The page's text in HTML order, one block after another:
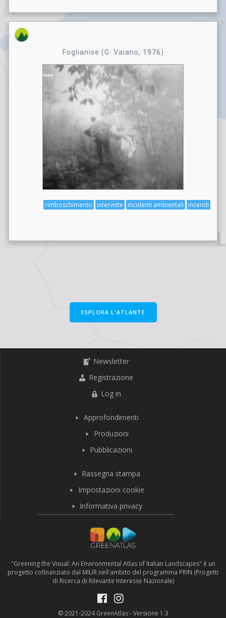
Foglianise (G. Vaiano, 1976)
incendi
incidenti ambientali
interviste
rimboschimento
ESPLORA L'ATLANTE
Newsletter
Registrazione
Log in
Approfondimenti
Produzioni
Pubblicazioni
Rassegna stampa
Impostazioni cookie
Informativa privacy
"Greening the Visual: An Environmental Atlas of Italian Landscapes" è un
progetto cofinanziato dal MIUR nell'ambito del programma PRIN (Progetti
di Ricerca di Rilevante Interesse Nazionale)
© 2021-2024 GreenAtlas - Versione 1.3